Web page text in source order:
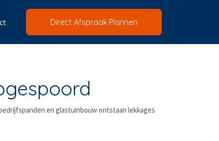
Direct Afspraak Plannen
en glastuinbouw ontstaan lekkages